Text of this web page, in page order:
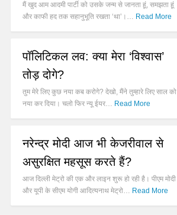
मैं खुद आम आदमी पार्टी को उसके जन्म से जानता हूं, समझता हूं
और काफी हद तक सहानुभूति रखता ‘था’।… Read More
पॉलिटिकल लव: क्या मेरा ‘विश्वास’
तोड़ दोगे?
तुम मेरे लिए कुछ नया कब करोगे? देखो, मैंने तुम्हारे लिए साल को
नया कर दिया। चलो फिर न्यू ईयर… Read More
नरेन्द्र मोदी आज भी केजरीवाल से
असुरक्षित महसूस करते हैं?
आज दिल्ली मेट्रो की एक और लाइन शुरू हो रही है। पीएम मोदी
और यूपी के सीएम योगी आदित्यनाथ मेट्रो… Read More